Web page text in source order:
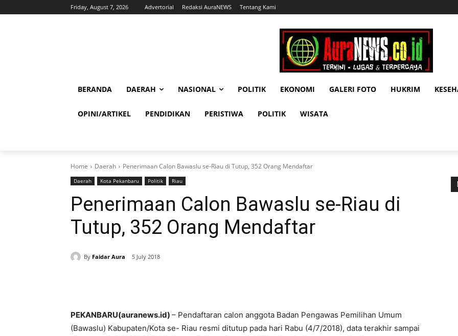
Friday, August 7, 2026 Advertorial Redaksi AuraNEWS Tentang Kami
BERANDA DAERAH NASIONAL POLITIK EKONOMI GALERI FOTO HUKRIM
OPINI/ARTIKEL PENDIDIKAN PERISTIWA POLITIK WISATA
Home Daerah Penerimaan Calon Bawaslu se-Riau di Tutup, 352 Orang Mendaftar
Daerah Kota Pekanbaru Politik Riau
Penerimaan Calon Bawaslu se-Riau di
Tutup, 352 Orang Mendaftar
By Faidar Aura 5 July 2018
PEKANBARU(auranews.id) – Pendaftaran calon anggota Badan Pengawas Pemilihan Umum
(Bawaslu) Kabupaten/Kota se- Riau resmi ditutup pada hari Rabu (4/7/2018), data terakhir sampai